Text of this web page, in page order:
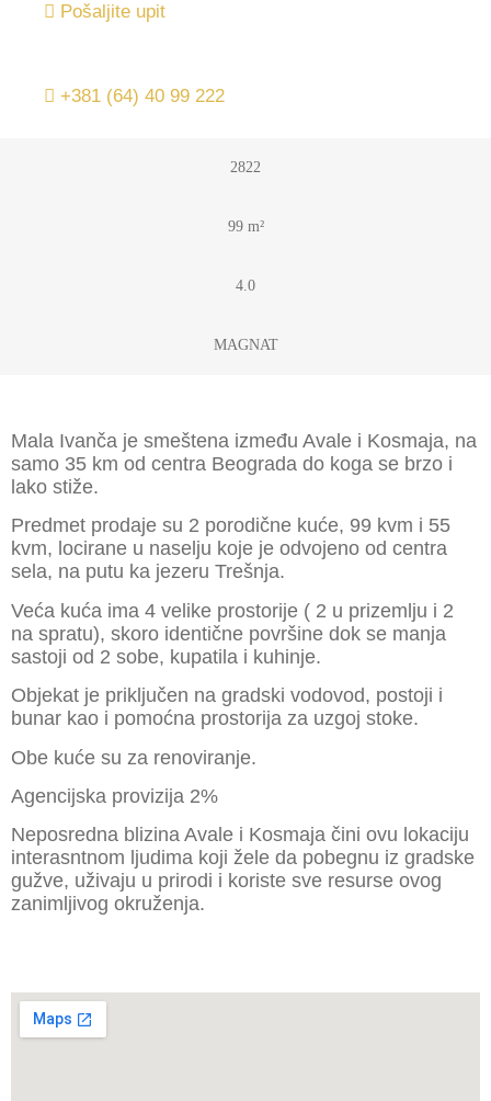
Pošaljite upit
+381 (64) 40 99 222
2822
99 m²
4.0
MAGNAT
Mala Ivanča je smeštena između Avale i Kosmaja, na
samo 35 km od centra Beograda do koga se brzo i
lako stiže.
Predmet prodaje su 2 porodične kuće, 99 kvm i 55
kvm, locirane u naselju koje je odvojeno od centra
sela, na putu ka jezeru Trešnja.
Veća kuća ima 4 velike prostorije ( 2 u prizemlju i 2
na spratu), skoro identične površine dok se manja
sastoji od 2 sobe, kupatila i kuhinje.
Objekat je priključen na gradski vodovod, postoji i
bunar kao i pomoćna prostorija za uzgoj stoke.
Obe kuće su za renoviranje.
Agencijska provizija 2%
Neposredna blizina Avale i Kosmaja čini ovu lokaciju
interasntnom ljudima koji žele da pobegnu iz gradske
gužve, uživaju u prirodi i koriste sve resurse ovog
zanimljivog okruženja.